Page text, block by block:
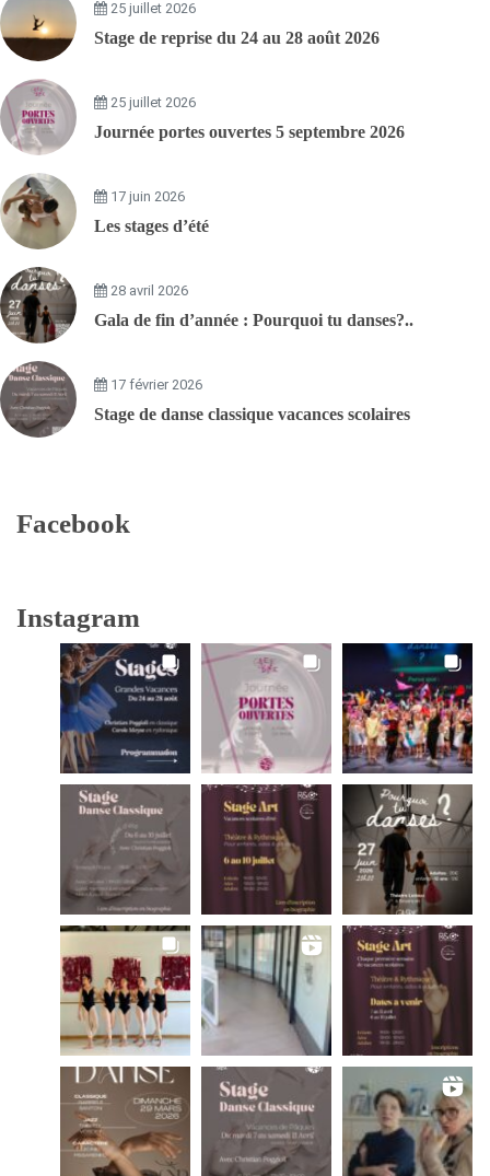
25 juillet 2026
Stage de reprise du 24 au 28 août 2026
25 juillet 2026
Journée portes ouvertes 5 septembre 2026
17 juin 2026
Les stages d’été
28 avril 2026
Gala de fin d’année : Pourquoi tu danses?..
17 février 2026
Stage de danse classique vacances scolaires
Facebook
Instagram